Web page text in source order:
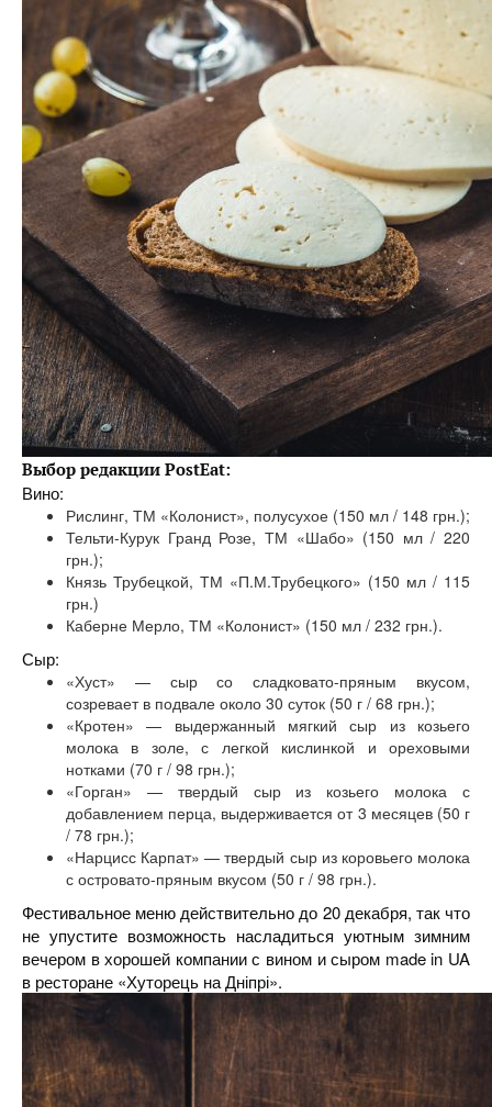
Выбор редакции PostEat:
Вино:
Рислинг, ТМ «Колонист», полусухое (150 мл / 148 грн.);
Тельти-Курук Гранд Розе, ТМ «Шабо» (150 мл / 220
грн.);
Князь Трубецкой, ТМ «П.М.Трубецкого» (150 мл / 115
грн.)
Каберне Мерло, ТМ «Колонист» (150 мл / 232 грн.).
Сыр:
«Хуст» — сыр со сладковато-пряным вкусом,
созревает в подвале около 30 суток (50 г / 68 грн.);
«Кротен» — выдержанный мягкий сыр из козьего
молока в золе, с легкой кислинкой и ореховыми
нотками (70 г / 98 грн.);
«Горган» — твердый сыр из козьего молока с
добавлением перца, выдерживается от 3 месяцев (50 г
/ 78 грн.);
«Нарцисс Карпат» — твердый сыр из коровьего молока
с островато-пряным вкусом (50 г / 98 грн.).
Фестивальное меню действительно до 20 декабря, так что
не упустите возможность насладиться уютным зимним
вечером в хорошей компании с вином и сыром made in UA
в ресторане «Хуторець на Дніпрі».